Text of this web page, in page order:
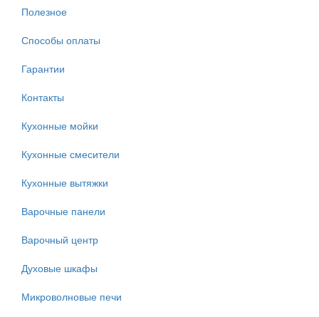
Полезное
Способы оплаты
Гарантии
Контакты
Кухонные мойки
Кухонные смесители
Кухонные вытяжки
Варочные панели
Варочный центр
Духовые шкафы
Микроволновые печи